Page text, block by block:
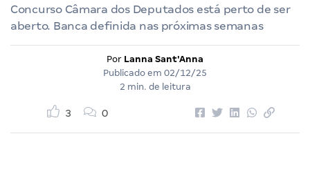
Concurso Câmara dos Deputados está perto de ser
aberto. Banca definida nas próximas semanas
Por Lanna Sant'Anna
Publicado em 02/12/25
2 min. de leitura
3 0